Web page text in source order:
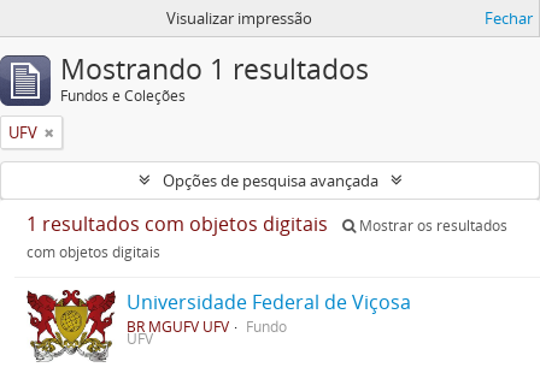
Visualizar impressão Fechar
Mostrando 1 resultados
Fundos e Coleções
UFV
Opções de pesquisa avançada
1 resultados com objetos digitais
Mostrar os resultados
com objetos digitais
Universidade Federal de Viçosa
BR MGUFV UFV Fundo
UFV